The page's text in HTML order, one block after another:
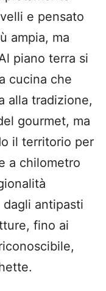
e pensato
ampia, ma
piano terra si
cucina che
alla tradizione,
gourmet, ma
il territorio per
a chilometro
antipasti
fino ai